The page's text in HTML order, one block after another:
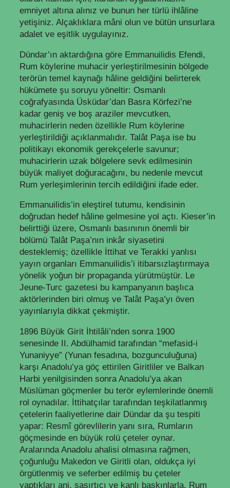
emniyet altına alınız ve bunun her türlü ihlâline
yetişiniz. Alçaklıklara mâni olun ve bütün unsurlara
adalet ve eşitlik uygulayınız.
Dündar’ın aktardığına göre Emmanuilidis Efendi,
Rum köylerine muhacir yerleştirilmesinin bölgede
terörün temel kaynağı hâline geldiğini belirterek
hükümete şu soruyu yöneltir: Osmanlı
coğrafyasında Üsküdar’dan Basra Körfezi’ne
kadar geniş ve boş araziler mevcutken,
muhacirlerin neden özellikle Rum köylerine
yerleştirildiği açıklanmalıdır. Talât Paşa ise bu
politikayı ekonomik gerekçelerle savunur;
muhacirlerin uzak bölgelere sevk edilmesinin
büyük maliyet doğuracağını, bu nedenle mevcut
Rum yerleşimlerinin tercih edildiğini ifade eder.
Emmanuilidis’in eleştirel tutumu, kendisinin
doğrudan hedef hâline gelmesine yol açtı. Kieser’in
belirttiği üzere, Osmanlı basınının önemli bir
bölümü Talât Paşa’nın inkâr siyasetini
desteklemiş; özellikle İttihat ve Terakki yanlısı
yayın organları Emmanuilidis’i itibarsızlaştırmaya
yönelik yoğun bir propaganda yürütmüştür. Le
Jeune-Turc gazetesi bu kampanyanın başlıca
aktörlerinden biri olmuş ve Talât Paşa’yı öven
yayınlarıyla dikkat çekmiştir.
1896 Büyük Girit İhtilâli’nden sonra 1900
senesinde II. Abdülhamid tarafından “mefasid-i
Yunaniyye” (Yunan fesadına, bozgunculuğuna)
karşı Anadolu’ya göç ettirilen Giritliler ve Balkan
Harbi yenilgisinden sonra Anadolu’ya akan
Müslüman göçmenler bu terör eylemlerinde önemli
rol oynadılar. İttihatçılar tarafından teşkilatlanmış
çetelerin faaliyetlerine dair Dündar da şu tespiti
yapar: Resmî görevlilerin yanı sıra, Rumların
göçmesinde en büyük rolü çeteler oynar.
Aralarında Anadolu ahalisi olmasına rağmen,
çoğunluğu Makedon ve Giritli olan, oldukça iyi
örgütlenmiş ve seferber edilmiş bu çeteler
yaptıkları ani, şaşırtıcı ve kanlı baskınlarla, Rum